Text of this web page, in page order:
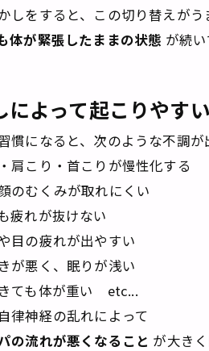
しをすると、この切り替えがう
体が緊張したままの状態 が続い
によって起こりやす
慣になると、次のような不調が
こり・首こりが慢性化する
むくみが取れにくい
れが抜けない
の疲れが出やすい
悪く、眠りが浅い
も体が重い etc...
律神経の乱れによって
の流れが悪くなること が大き